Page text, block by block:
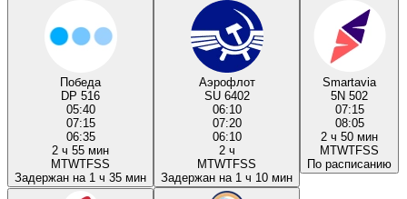
Победа
DP 516
05:40
07:15
06:35
2 ч 55 мин
MTWTFSS
Задержан на 1 ч 35 мин
Аэрофлот
SU 6402
06:10
07:20
06:10
2 ч
MTWTFSS
Задержан на 1 ч 10 мин
Smartavia
5N 502
07:15
08:05
2 ч 50 мин
MTWTFSS
По расписанию